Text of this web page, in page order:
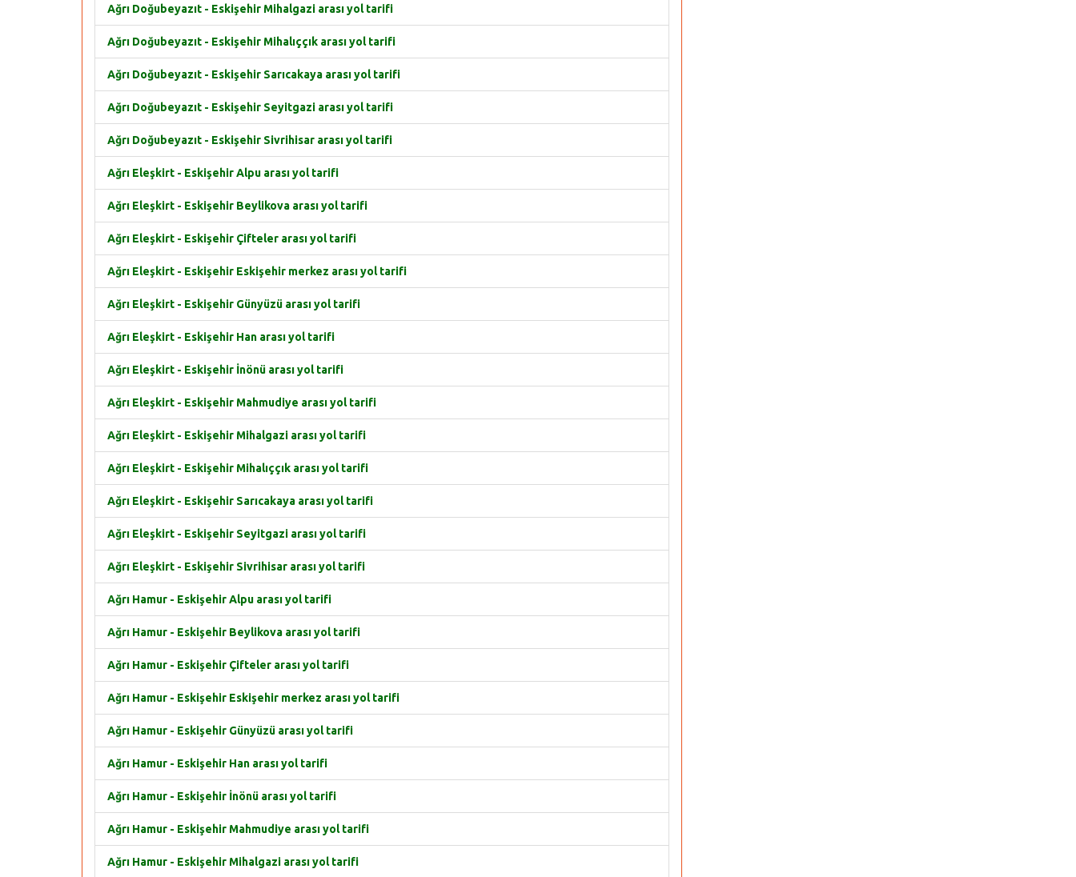
Ağrı Doğubeyazıt - Eskişehir Mihalgazi arası yol tarifi
Ağrı Doğubeyazıt - Eskişehir Mihalıççık arası yol tarifi
Ağrı Doğubeyazıt - Eskişehir Sarıcakaya arası yol tarifi
Ağrı Doğubeyazıt - Eskişehir Seyitgazi arası yol tarifi
Ağrı Doğubeyazıt - Eskişehir Sivrihisar arası yol tarifi
Ağrı Eleşkirt - Eskişehir Alpu arası yol tarifi
Ağrı Eleşkirt - Eskişehir Beylikova arası yol tarifi
Ağrı Eleşkirt - Eskişehir Çifteler arası yol tarifi
Ağrı Eleşkirt - Eskişehir Eskişehir merkez arası yol tarifi
Ağrı Eleşkirt - Eskişehir Günyüzü arası yol tarifi
Ağrı Eleşkirt - Eskişehir Han arası yol tarifi
Ağrı Eleşkirt - Eskişehir İnönü arası yol tarifi
Ağrı Eleşkirt - Eskişehir Mahmudiye arası yol tarifi
Ağrı Eleşkirt - Eskişehir Mihalgazi arası yol tarifi
Ağrı Eleşkirt - Eskişehir Mihalıççık arası yol tarifi
Ağrı Eleşkirt - Eskişehir Sarıcakaya arası yol tarifi
Ağrı Eleşkirt - Eskişehir Seyitgazi arası yol tarifi
Ağrı Eleşkirt - Eskişehir Sivrihisar arası yol tarifi
Ağrı Hamur - Eskişehir Alpu arası yol tarifi
Ağrı Hamur - Eskişehir Beylikova arası yol tarifi
Ağrı Hamur - Eskişehir Çifteler arası yol tarifi
Ağrı Hamur - Eskişehir Eskişehir merkez arası yol tarifi
Ağrı Hamur - Eskişehir Günyüzü arası yol tarifi
Ağrı Hamur - Eskişehir Han arası yol tarifi
Ağrı Hamur - Eskişehir İnönü arası yol tarifi
Ağrı Hamur - Eskişehir Mahmudiye arası yol tarifi
Ağrı Hamur - Eskişehir Mihalgazi arası yol tarifi